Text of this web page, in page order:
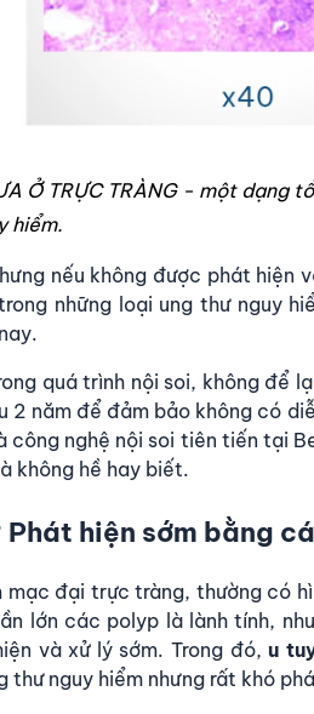
Ở TRỰC TRÀNG - một dạng
hiểm.
nếu không được phát hiện
những loại ung thư nguy
quá trình nội soi, không để
2 năm để đảm bảo không có
công nghệ nội soi tiên tiến tại
không hề hay biết.
hiện sớm bằng
đại trực tràng, thường có
lớn các polyp là lành tính,
và xử lý sớm. Trong đó, u
nguy hiểm nhưng rất khó